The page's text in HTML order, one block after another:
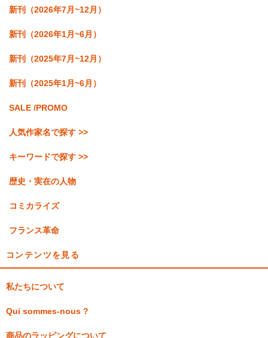
新刊（2026年7月~12月）
新刊（2026年1月~6月）
新刊（2025年7月~12月）
新刊（2025年1月~6月）
SALE /PROMO
人気作家名で探す >>
キーワードで探す >>
歴史・実在の人物
コミカライズ
フランス革命
コンテンツを見る
私たちについて
Qui sommes-nous ?
商品のラッピングについて